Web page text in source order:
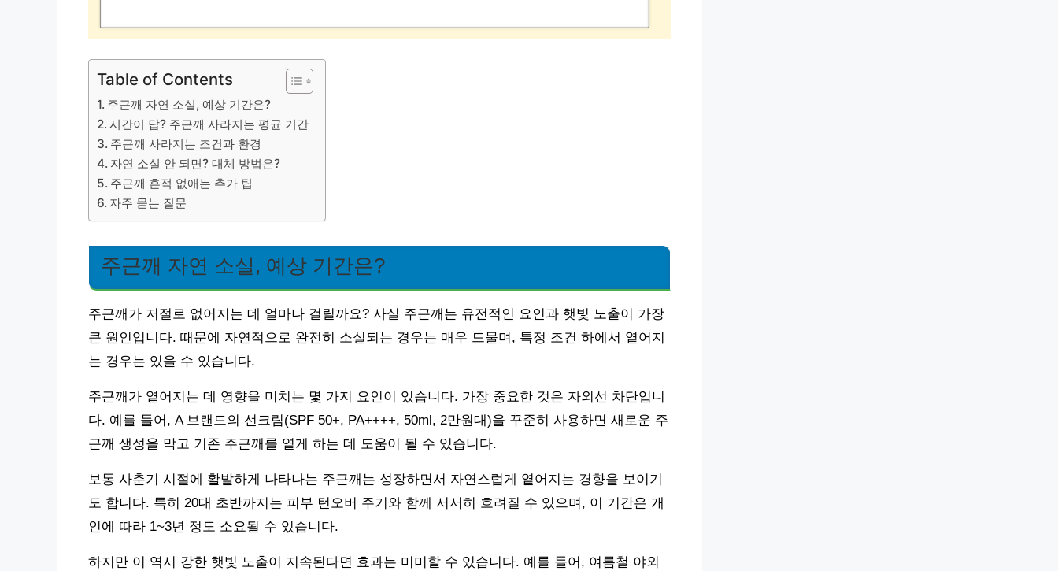
Table of Contents
주근깨 자연 소실, 예상 기간은?
시간이 답? 주근깨 사라지는 평균 기간
주근깨 사라지는 조건과 환경
자연 소실 안 되면? 대체 방법은?
주근깨 흔적 없애는 추가 팁
자주 묻는 질문
주근깨 자연 소실, 예상 기간은?
주근깨가 저절로 없어지는 데 얼마나 걸릴까요? 사실 주근깨는 유전적인 요인과 햇빛 노출이 가장
큰 원인입니다. 때문에 자연적으로 완전히 소실되는 경우는 매우 드물며, 특정 조건 하에서 옅어지
는 경우는 있을 수 있습니다.
주근깨가 옅어지는 데 영향을 미치는 몇 가지 요인이 있습니다. 가장 중요한 것은 자외선 차단입니
다. 예를 들어, A 브랜드의 선크림(SPF 50+, PA++++, 50ml, 2만원대)을 꾸준히 사용하면 새로운 주
근깨 생성을 막고 기존 주근깨를 옅게 하는 데 도움이 될 수 있습니다.
보통 사춘기 시절에 활발하게 나타나는 주근깨는 성장하면서 자연스럽게 옅어지는 경향을 보이기
도 합니다. 특히 20대 초반까지는 피부 턴오버 주기와 함께 서서히 흐려질 수 있으며, 이 기간은 개
인에 따라 1~3년 정도 소요될 수 있습니다.
하지만 이 역시 강한 햇빛 노출이 지속된다면 효과는 미미할 수 있습니다. 예를 들어, 여름철 야외